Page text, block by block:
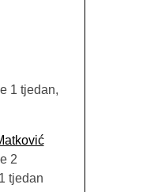
1 tjedan,
2
tjedan